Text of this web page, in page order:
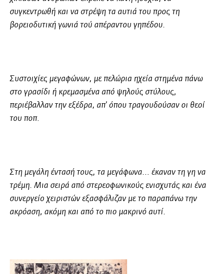
συγκεντρωθή και να στρέψη τα αυτιά του προς τη
βορειοδυτική γωνιά τού απέραντου γηπέδου.
Συστοιχίες μεγαφώνων, με πελώρια ηχεία στημένα πάνω
στο γρασίδι ή κρεμασμένα από ψηλούς στύλους,
περιέβαλλαν την εξέδρα, απ' όπου τραγουδούσαν οι θεοί
του ποπ.
Στη μεγάλη έντασή τους, τα μεγάφωνα... έκαναν τη γη να
τρέμη. Μια σειρά από στερεοφωνικούς ενισχυτάς και ένα
συνεργείο χειριστών εξασφάλιζαν με το παραπάνω την
ακρόαση, ακόμη και από το πιο μακρινό αυτί.